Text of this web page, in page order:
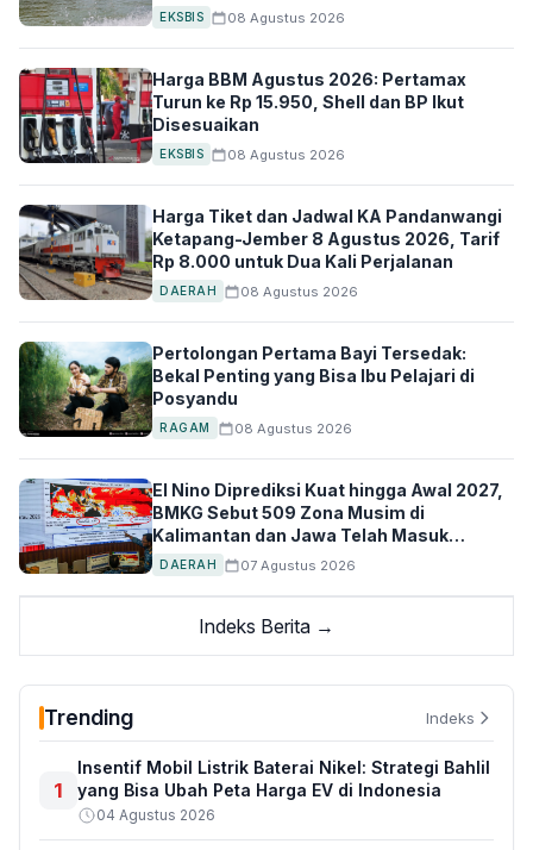
EKSBIS 08 Agustus 2026
Harga BBM Agustus 2026: Pertamax
Turun ke Rp 15.950, Shell dan BP Ikut
Disesuaikan
EKSBIS 08 Agustus 2026
Harga Tiket dan Jadwal KA Pandanwangi
Ketapang-Jember 8 Agustus 2026, Tarif
Rp 8.000 untuk Dua Kali Perjalanan
DAERAH 08 Agustus 2026
Pertolongan Pertama Bayi Tersedak:
Bekal Penting yang Bisa Ibu Pelajari di
Posyandu
RAGAM 08 Agustus 2026
El Nino Diprediksi Kuat hingga Awal 2027,
BMKG Sebut 509 Zona Musim di
Kalimantan dan Jawa Telah Masuk
Kemarau
DAERAH 07 Agustus 2026
Indeks Berita →
Trending Indeks
1
Insentif Mobil Listrik Baterai Nikel: Strategi Bahlil
yang Bisa Ubah Peta Harga EV di Indonesia
04 Agustus 2026